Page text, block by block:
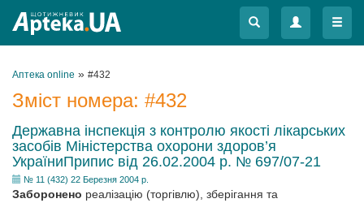
Меню
Меню
Аптека online » #432
Зміст номера: #432
Державна інспекція з контролю якості лікарських
засобів Міністерства охорони здоров’я
УкраїниПрипис від 26.02.2004 р. № 697/07-21
№ 11 (432) 22 Березня 2004 р.
Заборонено реалізацію (торгівлю), зберігання та